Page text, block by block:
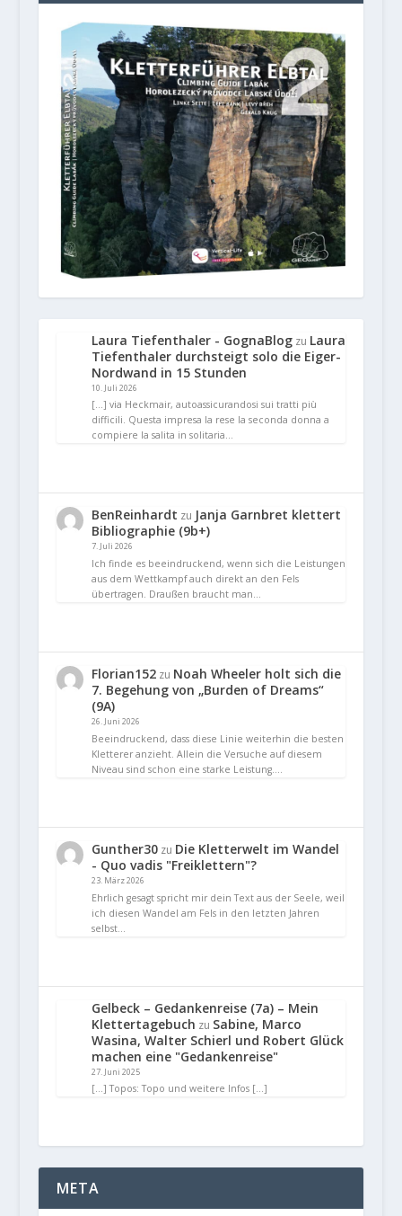
Laura Tiefenthaler - GognaBlogzu Laura
Tiefenthaler durchsteigt solo die Eiger-
Nordwand in 15 Stunden
10. Juli 2026
[…] via Heckmair, autoassicurandosi sui tratti più
difficili. Questa impresa la rese la seconda donna a
compiere la salita in solitaria…
BenReinhardt zu Janja Garnbret klettert
Bibliographie (9b+)
7. Juli 2026
Ich finde es beeindruckend, wenn sich die Leistungen
aus dem Wettkampf auch direkt an den Fels
übertragen. Draußen braucht man…
Florian152zu Noah Wheeler holt sich die
7. Begehung von „Burden of Dreams“
(9A)
26. Juni 2026
Beeindruckend, dass diese Linie weiterhin die besten
Kletterer anzieht. Allein die Versuche auf diesem
Niveau sind schon eine starke Leistung.…
Gunther30zu Die Kletterwelt im Wandel
- Quo vadis "Freiklettern"?
23. März 2026
Ehrlich gesagt spricht mir dein Text aus der Seele, weil
ich diesen Wandel am Fels in den letzten Jahren
selbst…
Gelbeck – Gedankenreise (7a) – Mein
Klettertagebuch zu Sabine, Marco
Wasina, Walter Schierl und Robert Glück
machen eine "Gedankenreise"
27. Juni 2025
[…] Topos: Topo und weitere Infos […]
META